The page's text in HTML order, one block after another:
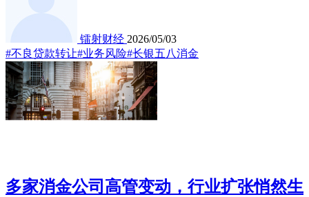
镭射财经 2026/05/03
#不良贷款转让#业务风险#长银五八消金
多家消金公司高管变动，行业扩张悄然生